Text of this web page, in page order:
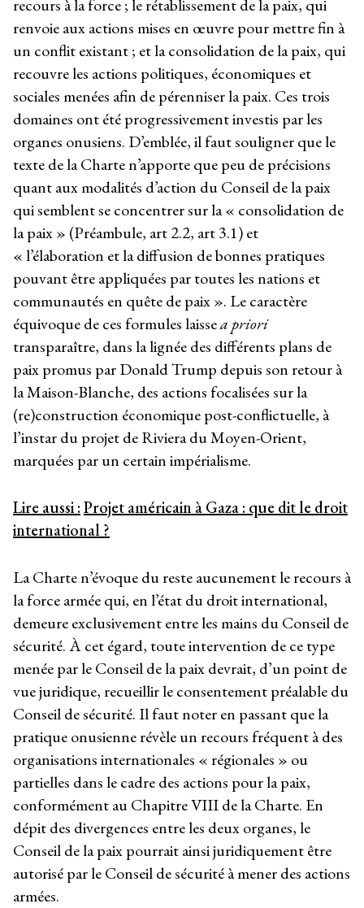
recours à la force ; le rétablissement de la paix, qui
renvoie aux actions mises en œuvre pour mettre fin à
un conflit existant ; et la consolidation de la paix, qui
recouvre les actions politiques, économiques et
sociales menées afin de pérenniser la paix. Ces trois
domaines ont été progressivement investis par les
organes onusiens. D’emblée, il faut souligner que le
texte de la Charte n’apporte que peu de précisions
quant aux modalités d’action du Conseil de la paix
qui semblent se concentrer sur la « consolidation de
la paix » (Préambule, art 2.2, art 3.1) et
« l’élaboration et la diffusion de bonnes pratiques
pouvant être appliquées par toutes les nations et
communautés en quête de paix ». Le caractère
équivoque de ces formules laissea priori
transparaître, dans la lignée des différents plans de
paix promus par Donald Trump depuis son retour à
la Maison-Blanche, des actions focalisées sur la
(re)construction économique post-conflictuelle, à
l’instar du projet de Riviera du Moyen-Orient,
marquées par un certain impérialisme.
Lire aussi :Projet américain à Gaza : que dit le droit
international ?
La Charte n’évoque du reste aucunement le recours à
la force armée qui, en l’état du droit international,
demeure exclusivement entre les mains du Conseil de
sécurité. À cet égard, toute intervention de ce type
menée par le Conseil de la paix devrait, d’un point de
vue juridique, recueillir le consentement préalable du
Conseil de sécurité. Il faut noter en passant que la
pratique onusienne révèle un recours fréquent à des
organisations internationales « régionales » ou
partielles dans le cadre des actions pour la paix,
conformément au Chapitre VIII de la Charte. En
dépit des divergences entre les deux organes, le
Conseil de la paix pourrait ainsi juridiquement être
autorisé par le Conseil de sécurité à mener des actions
armées.